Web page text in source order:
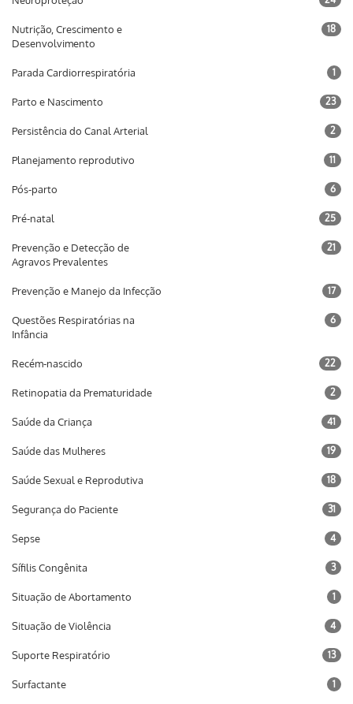
Nutrição, Crescimento e
Desenvolvimento
18
Parada Cardiorrespiratória 1
Parto e Nascimento 23
Persistência do Canal Arterial 2
Planejamento reprodutivo 11
Pós-parto 6
Pré-natal 25
Prevenção e Detecção de
Agravos Prevalentes
21
Prevenção e Manejo da Infecção 17
Questões Respiratórias na
Infância
6
Recém-nascido 22
Retinopatia da Prematuridade 2
Saúde da Criança 41
Saúde das Mulheres 19
Saúde Sexual e Reprodutiva 18
Segurança do Paciente 31
Sepse 4
Sífilis Congênita 3
Situação de Abortamento 1
Situação de Violência 4
Suporte Respiratório 13
Surfactante 1